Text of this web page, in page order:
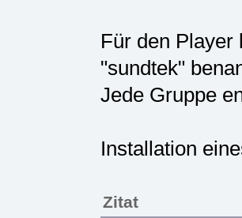
Für den Player
"sundtek"
Jede Gruppe
Installation
Zitat